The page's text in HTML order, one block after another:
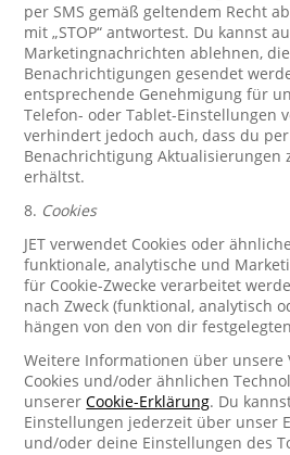
per SMS gemäß geltendem Recht
mit „STOP“ antwortest. Du kannst
Marketingnachrichten ablehnen,
Benachrichtigungen gesendet
entsprechende Genehmigung für
Telefon- oder Tablet-Einstellungen
verhindert jedoch auch, dass du
Benachrichtigung Aktualisierungen
erhältst.
8. Cookies
JET verwendet Cookies oder
funktionale, analytische und
für Cookie-Zwecke verarbeitet
nach Zweck (funktional, analytisch
hängen von den von dir
Weitere Informationen über unsere
Cookies und/oder ähnlichen
unsererCookie-Erklärung. Du
Einstellungen jederzeit über unser
und/oder deine Einstellungen des